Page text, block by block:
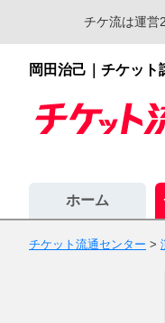
チケ流は運営
岡田治己｜チケッ
ホーム
チケット流通センター >